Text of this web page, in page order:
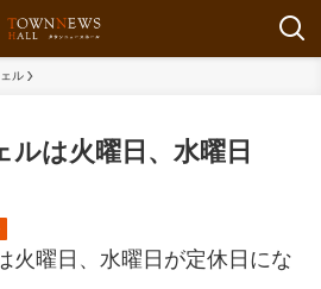
ル
は火曜日、水曜日
火曜日、水曜日が定休日にな